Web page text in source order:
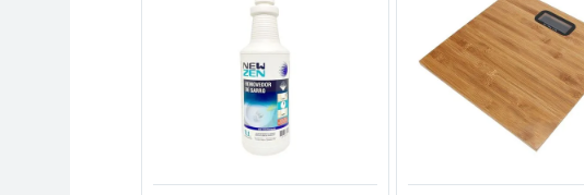
Vista rápida Vista rápida